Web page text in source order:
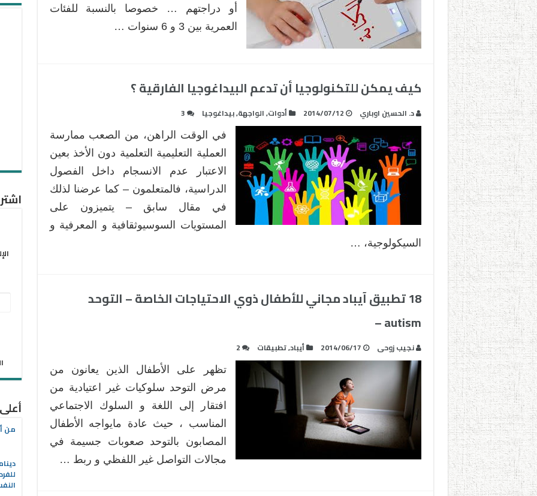
أو دراجتهم … خصوصا بالنسبة للفئات
العمرية بين 3 و 6 سنوات …
كيف يمكن للتكنولوجيا أن تدعم البيداغوجيا الفارقية ؟
د. الحسين اوباري 2014/07/12 أدوات,الواجهة,بيداغوجيا 3
في الوقت الراهن، من الصعب ممارسة
العملية التعليمية التعلمية دون الأخذ بعين
الاعتبار عدم الانسجام داخل الفصول
الدراسية، فالمتعلمون – كما عرضنا لذلك
في مقال سابق – يتميزون على
المستويات السوسيوثقافية و المعرفية و
السيكولوجية، …
18 تطبيق آيباد مجاني للأطفال ذوي الاحتياجات الخاصة – التوحد
autism –
نجيب زوحى 2014/06/17 أيباد,تطبيقات 2
تظهر على الأطفال الذين يعانون من
مرض التوحد سلوكيات غير اعتيادية من
افتقار إلى اللغة و السلوك الاجتماعي
المناسب ، حيث عادة مايواجه الأطفال
المصابون بالتوحد صعوبات جسيمة في
مجالات التواصل غير اللفظي و ربط …
من